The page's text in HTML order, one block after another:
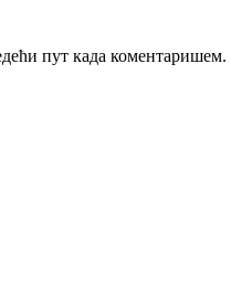
пут када коментаришем.